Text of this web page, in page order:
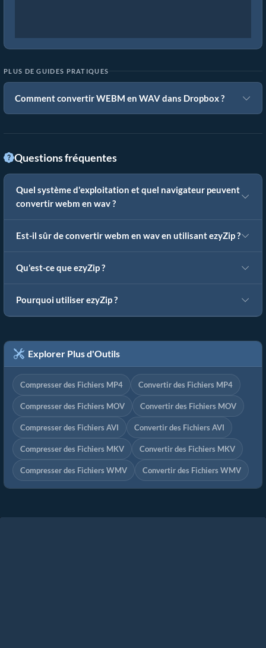
PLUS DE GUIDES PRATIQUES
Comment convertir WEBM en WAV dans Dropbox ?
Questions fréquentes
Quel système d'exploitation et quel navigateur peuvent
convertir webm en wav ?
Est-il sûr de convertir webm en wav en utilisant ezyZip ?
Qu'est-ce que ezyZip ?
Pourquoi utiliser ezyZip ?
Explorer Plus d'Outils
Compresser des Fichiers MP4 Convertir des Fichiers MP4
Compresser des Fichiers MOV Convertir des Fichiers MOV
Compresser des Fichiers AVI Convertir des Fichiers AVI
Compresser des Fichiers MKV Convertir des Fichiers MKV
Compresser des Fichiers WMV Convertir des Fichiers WMV